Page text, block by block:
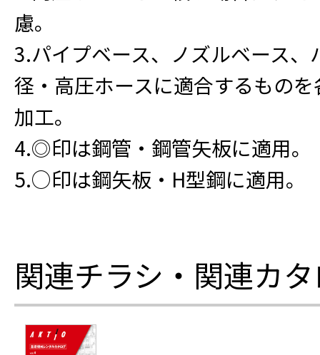
慮。
3.パイプベース、ノズルベース、
径・高圧ホースに適合するもの
加工。
4.◎印は鋼管・鋼管矢板に適用。
5.○印は鋼矢板・H型鋼に適用。
関連チラシ・関連カ